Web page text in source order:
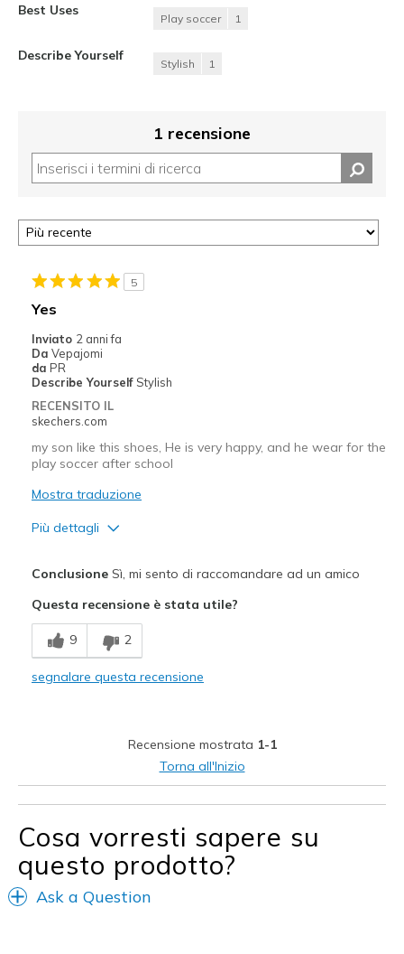
Best Uses
Play soccer 1
Describe Yourself
Stylish 1
1 recensione
5
Yes
Inviato 2 anni fa
Da Vepajomi
da PR
Describe Yourself Stylish
RECENSITO IL
skechers.com
my son like this shoes, He is very happy, and he wear for the
play soccer after school
Mostra traduzione
Più dettagli
Comfortable
Stylish
Feels true to width
Sizing
Feels true to size
ConclusioneSì, mi sento di raccomandare ad un amico
Questa recensione è stata utile?
9 2
segnalare questa recensione
Recensione mostrata 1-1
Torna all'Inizio
Cosa vorresti sapere su
questo prodotto?
Ask a Question